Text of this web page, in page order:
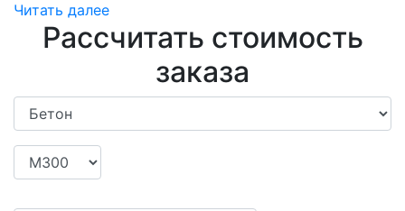
Читать далее
Рассчитать стоимость
заказа